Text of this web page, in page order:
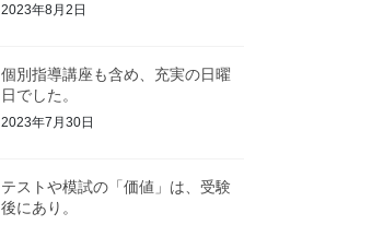
2023年8月2日
個別指導講座も含め、充実の日曜
日でした。
2023年7月30日
テストや模試の「価値」は、受験
後にあり。